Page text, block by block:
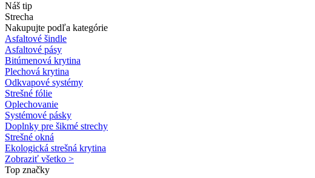
Náš tip
Strecha
Nakupujte podľa kategórie
Asfaltové šindle
Asfaltové pásy
Bitúmenová krytina
Plechová krytina
Odkvapové systémy
Strešné fólie
Oplechovanie
Systémové pásky
Doplnky pre šikmé strechy
Strešné okná
Ekologická strešná krytina
Zobraziť všetko >
Top značky